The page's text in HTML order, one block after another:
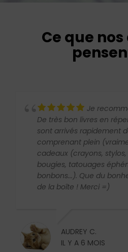
Ce que
Je
De très bon livres en
sont arrivés rapidement
comprenant plein
cadeaux (crayons,
bougies, tatouages
bonbons...). Que du
de la boîte ! Merci =)
AUDREY C.
IL Y A 6 MOIS